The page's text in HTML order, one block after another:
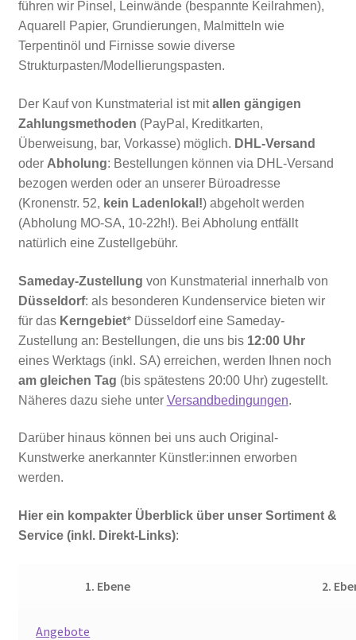
führen wir Pinsel, Leinwände (bespannte Keilrahmen),
Aquarell Papier, Grundierungen, Malmitteln wie
Terpentinöl und Firnisse sowie diverse
Strukturpasten/Modellierungspasten.
Der Kauf von Kunstmaterial ist mitallen gängigen
Zahlungsmethoden (PayPal, Kreditkarten,
Überweisung, bar, Vorkasse) möglich. DHL-Versand
oder Abholung: Bestellungen können via DHL-Versand
bezogen werden oder an unserer Büroadresse
(Kronenstr. 52, kein Ladenlokal!) abgeholt werden
(Abholung MO-SA, 10-22h!). Bei Abholung entfällt
natürlich eine Zustellgebühr.
Sameday-Zustellung von Kunstmaterial innerhalb von
Düsseldorf: als besonderen Kundenservice bieten wir
für das Kerngebiet* Düsseldorf eine Sameday-
Zustellung an: Bestellungen, die uns bis 12:00 Uhr
eines Werktags (inkl. SA) erreichen, werden Ihnen noch
am gleichen Tag (bis spätestens 20:00 Uhr) zugestellt.
Näheres dazu siehe unter Versandbedingungen.
Darüber hinaus können bei uns auch Original-
Kunstwerke anerkannter Künstler:innen erworben
werden.
Hier ein kompakter Überblick über unser Sortiment &
Service (inkl. Direkt-Links):
1. Ebene 2.
Angebote